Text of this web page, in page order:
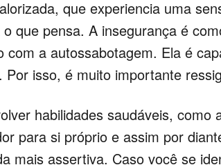
que experiencia uma
o que pensa. A insegurança é
com a autossabotagem. Ela é
Por isso, é muito importante
habilidades saudáveis,
para si próprio e assim por
mais assertiva. Caso você se